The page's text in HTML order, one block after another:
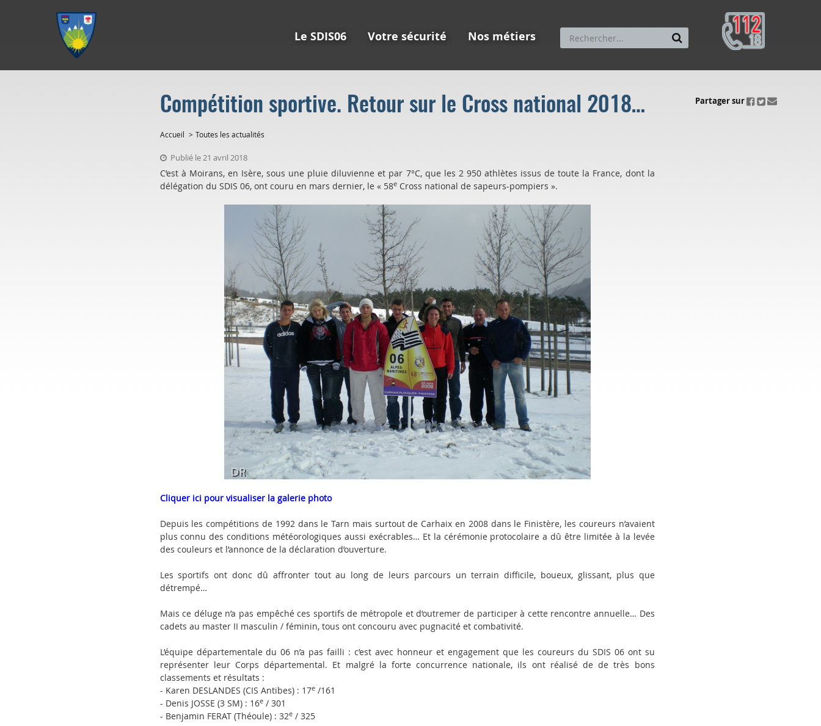
Le SDIS06 Votre sécurité Nos métiers
Compétition sportive. Retour sur le Cross national 2018…ui.fo.accessibility.echappement.partage
Partager sur
Accueil Toutes les actualités
Publié le 21 avril 2018
C’est à Moirans, en Isère, sous une pluie diluvienne et par 7°C, que les 2 950 athlètes issus de toute la France, dont la
délégation du SDIS 06, ont couru en mars dernier, le « 58eCross national de sapeurs-pompiers ».
Cliquer ici pour visualiser la galerie photo
Depuis les compétitions de 1992 dans le Tarn mais surtout de Carhaix en 2008 dans le Finistère, les coureurs n’avaient
plus connu des conditions météorologiques aussi exécrables… Et la cérémonie protocolaire a dû être limitée à la levée
des couleurs et l’annonce de la déclaration d’ouverture.
Les sportifs ont donc dû affronter tout au long de leurs parcours un terrain difficile, boueux, glissant, plus que
détrempé…
Mais ce déluge n’a pas empêché ces sportifs de métropole et d’outremer de participer à cette rencontre annuelle… Des
cadets au master II masculin / féminin, tous ont concouru avec pugnacité et combativité.
L’équipe départementale du 06 n’a pas failli : c’est avec honneur et engagement que les coureurs du SDIS 06 ont su
représenter leur Corps départemental. Et malgré la forte concurrence nationale, ils ont réalisé de de très bons
classements et résultats :
- Karen DESLANDES (CIS Antibes) : 17e/161
- Denis JOSSE (3 SM) : 16e/ 301
- Benjamin FERAT (Théoule) : 32e/ 325